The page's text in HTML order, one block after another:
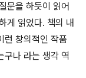
문을 하듯이 읽어
게 읽었다. 책의 내
런 창의적인 작품
구나 라는 생각 역